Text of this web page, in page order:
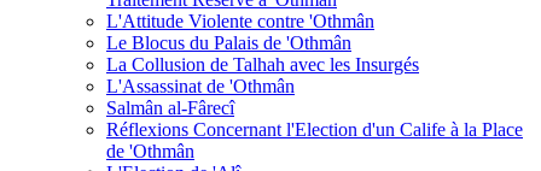
L'Attitude Violente contre 'Othmân
Le Blocus du Palais de 'Othmân
La Collusion de Talhah avec les Insurgés
L'Assassinat de 'Othmân
Salmân al-Fârecî
Réflexions Concernant l'Election d'un Calife à la Place
de 'Othmân